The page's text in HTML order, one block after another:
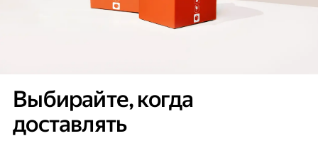
Выбирайте, когда
доставлять